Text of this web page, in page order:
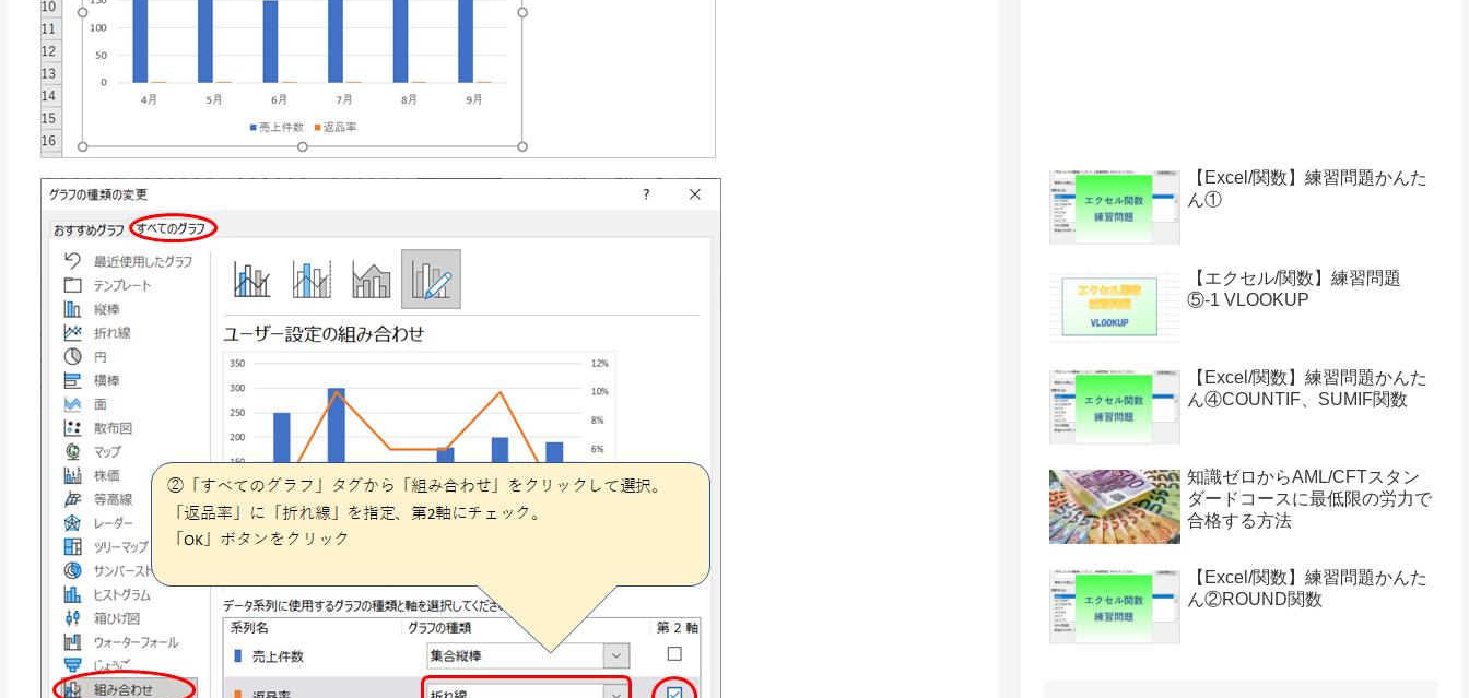
【Excel/関数】練習問題かんた
ん①
【エクセル/関数】練習問題
⑤-1 VLOOKUP
【Excel/関数】練習問題かんた
ん④COUNTIF、SUMIF関数
知識ゼロからAML/CFTスタン
ダードコースに最低限の労力で
合格する方法
【Excel/関数】練習問題かんた
ん②ROUND関数